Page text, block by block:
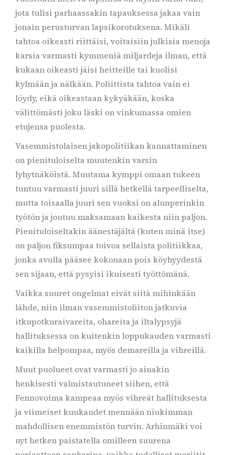
jota tulisi parhaassakin tapauksessa jakaa vain
jonain perusturvan lapsikorotuksena. Mikäli
tahtoa oikeasti riittäisi, voitaisiin julkisia menoja
karsia varmasti kymmeniä miljardeja ilman, että
kukaan oikeasti jäisi heitteille tai kuolisi
kylmään ja nälkään. Poliittista tahtoa vain ei
löydy, eikä oikeastaan kykyäkään, koska
välittömästi joku läski on vinkumassa omien
etujensa puolesta.
Vasemmistolaisen jakopolitiikan kannattaminen
on pienituloiselta muutenkin varsin
lyhytnäköistä. Muutama kymppi omaan tukeen
tuntuu varmasti juuri sillä hetkellä tarpeelliselta,
mutta toisaalla juuri sen vuoksi on alunperinkin
työtön ja joutuu maksamaan kaikesta niin paljon.
Pienituloiseltakin äänestäjältä (kuten minä itse)
on paljon fiksumpaa toivoa sellaista politiikkaa,
jonka avulla pääsee kokonaan pois köyhyydestä
sen sijaan, että pysyisi ikuisesti työttömänä.
Vaikka suuret ongelmat eivät siitä mihinkään
lähde, niin ilman vasemmistoliiton jatkuvia
itkupotkuraivareita, ohareita ja iltalypsyjä
hallituksessa on kuitenkin loppukauden varmasti
kaikilla helpompaa, myös demareilla ja vihreillä.
Muut puolueet ovat varmasti jo ainakin
henkisesti valmistautuneet siihen, että
Fennovoima kampeaa myös vihreät hallituksesta
ja viimeiset kuukaudet mennään niukimman
mahdollisen enemmistön turvin. Arhinmäki voi
nyt hetken paistatella omilleen suurena